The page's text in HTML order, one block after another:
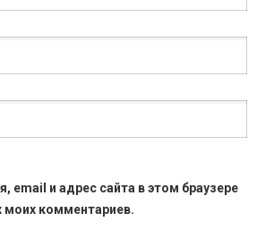
email и адрес сайта в этом браузере
комментариев.